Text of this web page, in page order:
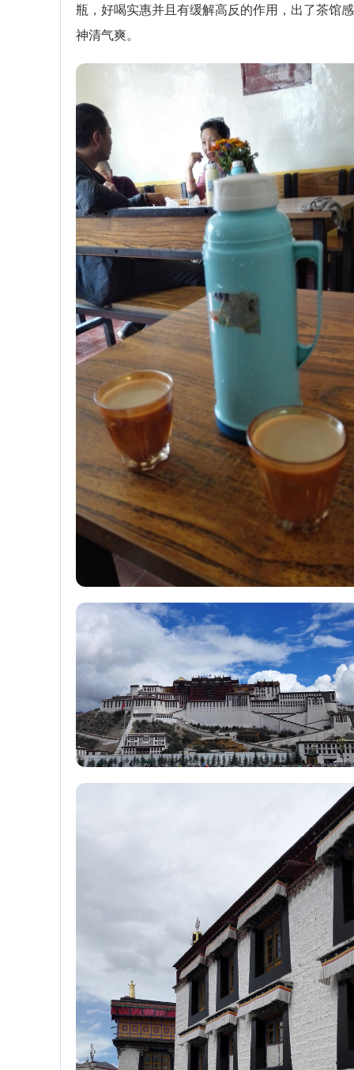
瓶，好喝实惠并且有缓解高反的作用，出了茶馆
神清气爽。